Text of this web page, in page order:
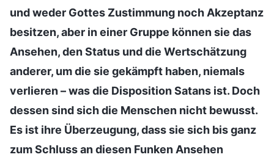
und weder Gottes Zustimmung noch Akzeptanz
besitzen, aber in einer Gruppe können sie das
Ansehen, den Status und die Wertschätzung
anderer, um die sie gekämpft haben, niemals
verlieren – was die Disposition Satans ist. Doch
dessen sind sich die Menschen nicht bewusst.
Es ist ihre Überzeugung, dass sie sich bis ganz
zum Schluss an diesen Funken Ansehen